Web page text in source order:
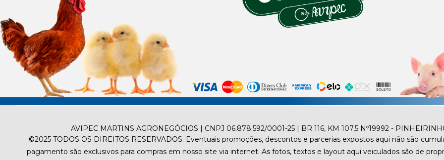
AVIPEC MARTINS AGRONEGÓCIOS | CNPJ 06.878.592/0001-25 | BR 116, KM 107,5 Nº19992 -
©2025 TODOS OS DIREITOS RESERVADOS. Eventuais promoções, descontos e parcerias expostos aqui não são
pagamento são exclusivos para compras em nosso site via internet. As fotos, textos e layout aqui veiculados são de